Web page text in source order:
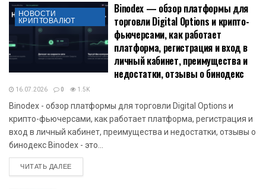
НОВОСТИ
КРИПТОВАЛЮТ
Binodex — обзор платформы для
торговли Digital Options и крипто-
фьючерсами, как работает
платформа, регистрация и вход в
личный кабинет, преимущества и
недостатки, отзывы о бинодекс
16.07.2026 0 1.5K
Binodex - обзор платформы для торговли Digital Options и
крипто-фьючерсами, как работает платформа, регистрация и
вход в личный кабинет, преимущества и недостатки, отзывы о
бинодекс Binodex - это...
ЧИТАТЬ ДАЛЕЕDETAILS